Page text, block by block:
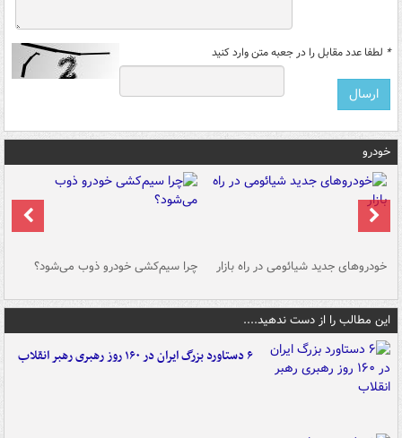
* لطفا عدد مقابل را در جعبه متن وارد کنید
خودرو
خودروهای جدید شیائومی در راه بازار چرا سیم‌کشی خودرو ذوب می‌شود؟
این مطالب را از دست ندهید....
۶ دستاورد بزرگ ایران در ۱۶۰ روز رهبری رهبر انقلاب